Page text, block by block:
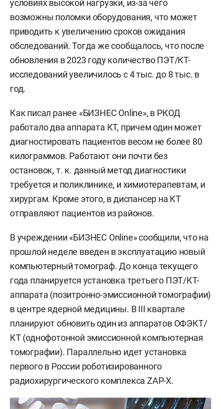
условиях высокой нагрузки, из-за чего
возможны поломки оборудования, что может
приводить к увеличению сроков ожидания
обследований. Тогда же сообщалось, что после
обновления в 2023 году количество ПЭТ/КТ-
исследований увеличилось с 4 тыс. до 8 тыс. в
год.
Как писал ранее «БИЗНЕС Online», в РКОД
работало два аппарата КТ, причем один может
диагностировать пациентов весом не более 80
килограммов. Работают они почти без
остановок, т. к. данный метод диагностики
требуется и поликлинике, и химиотерапевтам, и
хирургам. Кроме этого, в диспансер на КТ
отправляют пациентов из районов.
В учреждении «БИЗНЕС Online» сообщили, что на
прошлой неделе введен в эксплуатацию новый
компьютерный томограф. До конца текущего
года планируется установка третьего ПЭТ/КТ-
аппарата (позитронно-эмиссионной томографии)
в центре ядерной медицины. В III квартале
планируют обновить один из аппаратов ОФЭКТ/
КТ (однофотонной эмиссионной компьютерная
томографии). Параллельно идет установка
первого в России роботизированного
радиохирургического комплекса ZAP-X.